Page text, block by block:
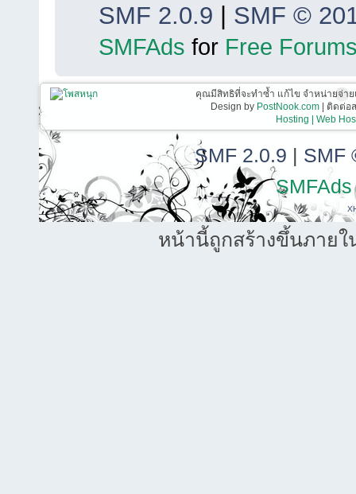
SMF 2.0.9
SMF ©
SMFAds for Free
คุณมีสิทธิที่จะทำซ้ำ แก้ไข จำหน่ายจ่า
Design by PostNook.com| ติดต่อส
Hosting | Web
SMF 2.0.9 | SMF
SMFAds
หน้านี้ถูกสร้างขึ้นภายใ